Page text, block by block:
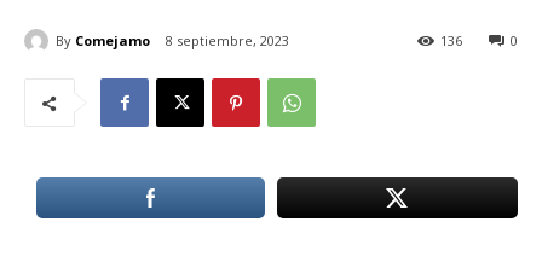
By Comejamo 8 septiembre, 2023 0
136